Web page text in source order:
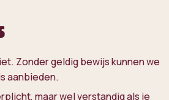
Zonder geldig bewijs kunnen we
aanbieden.
maar wel verstandig als je